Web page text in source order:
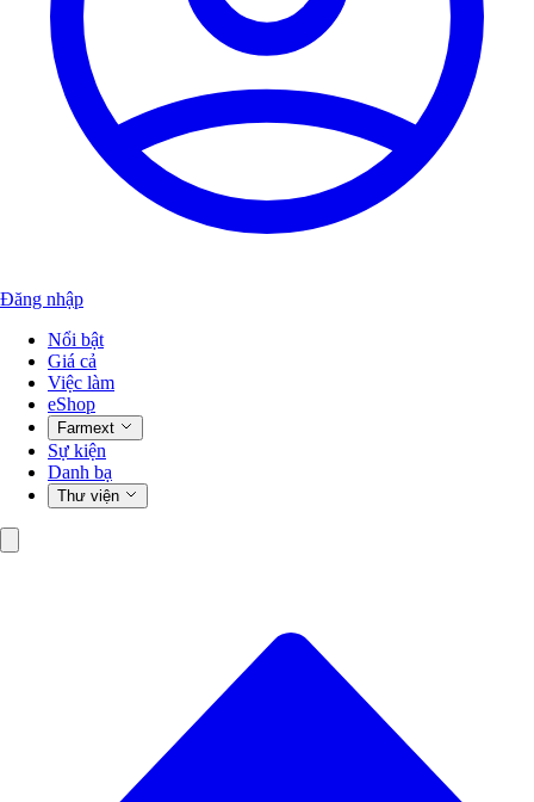
Đăng nhập
Nổi bật
Giá cả
Việc làm
eShop
Farmext
Sự kiện
Danh bạ
Thư viện